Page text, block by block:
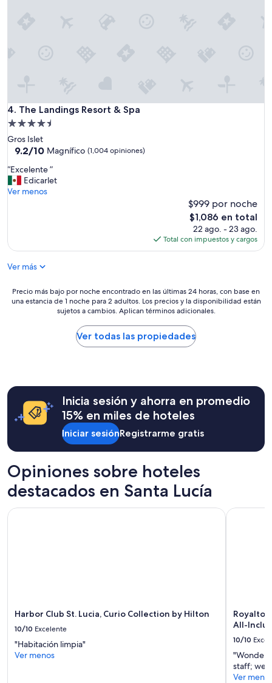
o
4. The Landings Resort & Spa
The Landings Resort & Spa
Propiedad
de
4.5
Gros Islet
9.2
10,
Magnífico,
(1,004
9.2/10 Magnífico (1,004 opiniones)
“
E
x
n
e
“Excelente ”
Edicarlet
Ver menos
$999 por noche
El
precio
actual
es
$1,086 en total
22 ago. - 23 ago.
Total con impuestos y cargos
Ver más
Precio
más
24
horas,
base
una
estancia
de
1
noche
para
2
cambios.
Aplican
términos
adicionales.
Precio más bajo por noche encontrado en las últimas 24 horas, con base en
una estancia de 1 noche para 2 adultos. Los precios y la disponibilidad están
sujetos a cambios. Aplican términos adicionales.
Ver todas las propiedades
Inicia sesión y ahorra en promedio
15% en miles de hoteles
Iniciar sesiónRegistrarme gratis
Opiniones sobre hoteles
destacados en Santa Lucía
Harbor Club St. Lucia, Curio Collection by Hilton
10/10 Excelente
"Habitación limpia"
Ver menos
Harbor Club St. Lucia, Curio Collection by Hilton
All-
10/10
staff; well
Ver
Royalton